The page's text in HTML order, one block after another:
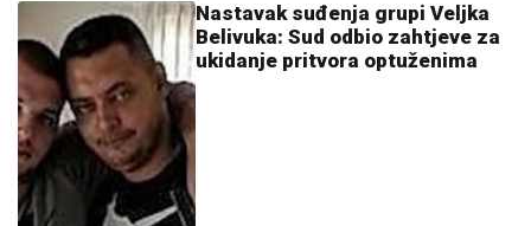
Nastavak suđenja grupi Veljka
Belivuka: Sud odbio zahtjeve za
ukidanje pritvora optuženima